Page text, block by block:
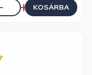
KOSÁRBA